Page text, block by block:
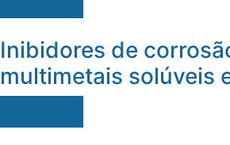
Inibidores de
multimetais solúveis